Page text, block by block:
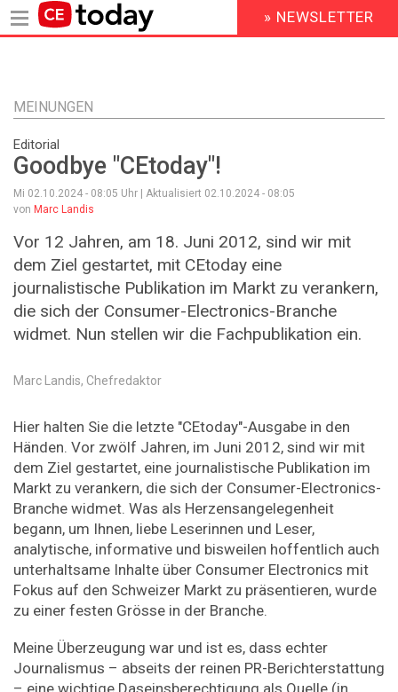
Inhalt
HEADER
MENU
» NEWSLETTER
MEINUNGEN
Editorial
Goodbye "CEtoday"!
Mi 02.10.2024 - 08:05 Uhr | Aktualisiert 02.10.2024 - 08:05
von Marc Landis
Vor 12 Jahren, am 18. Juni 2012, sind wir mit
dem Ziel gestartet, mit CEtoday eine
journalistische Publikation im Markt zu verankern,
die sich der Consumer-Electronics-Branche
widmet. Nun stellen wir die Fachpublikation ein.
Marc Landis, Chefredaktor
Hier halten Sie die letzte "CEtoday"-Ausgabe in den
Händen. Vor zwölf Jahren, im Juni 2012, sind wir mit
dem Ziel gestartet, eine journalistische Publikation im
Markt zu verankern, die sich der Consumer-Electronics-
Branche widmet. Was als Herzensangelegenheit
begann, um Ihnen, liebe Leserinnen und Leser,
analytische, informative und bisweilen hoffentlich auch
unterhaltsame Inhalte über Consumer Electronics mit
Fokus auf den Schweizer Markt zu präsentieren, wurde
zu ­einer festen Grösse in der Branche.
Meine Überzeugung war und ist es, dass echter
Journalismus – abseits der reinen PR-Berichterstattung